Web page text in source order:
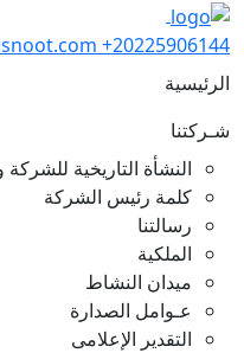
النشأة التاريخية للشركة
كلمة رئيس الشركة
رسالتنا
الملكية
ميدان النشاط
عـوامل الصدارة
التقدير الإعلامى